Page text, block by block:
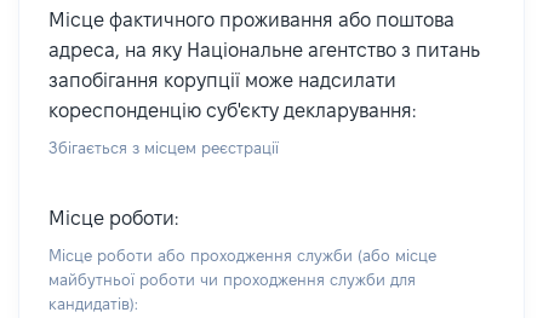
Місце фактичного проживання або поштова
адреса, на яку Національне агентство з питань
запобігання корупції може надсилати
кореспонденцію суб'єкту декларування:
Збігається з місцем реєстрації
Місце роботи:
Місце роботи або проходження служби (або місце
майбутньої роботи чи проходження служби для
кандидатів):